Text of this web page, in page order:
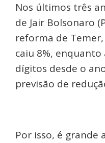
Nos últimos três
de Jair Bolsonaro
reforma de
caiu 8%,
dígitos desde o
previsão de
Por isso, é grande